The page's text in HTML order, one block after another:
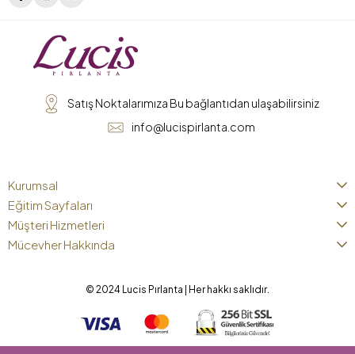
Satış Noktalarımıza Bu bağlantıdan ulaşabilirsiniz
info@lucispirlanta.com
Kurumsal
Eğitim Sayfaları
Müşteri Hizmetleri
Mücevher Hakkında
© 2024 Lucis Pırlanta | Her hakkı saklıdır.